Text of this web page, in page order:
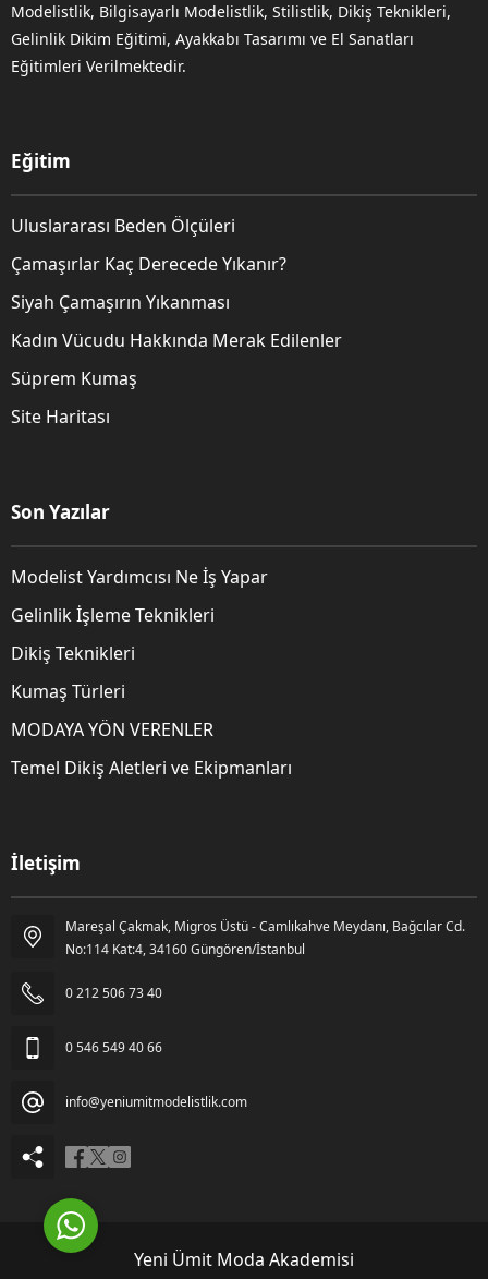
Modelistlik, Bilgisayarlı Modelistlik, Stilistlik, Dikiş Teknikleri,
Gelinlik Dikim Eğitimi, Ayakkabı Tasarımı ve El Sanatları
Eğitimleri Verilmektedir.
Eğitim
Uluslararası Beden Ölçüleri
Çamaşırlar Kaç Derecede Yıkanır?
Siyah Çamaşırın Yıkanması
Kadın Vücudu Hakkında Merak Edilenler
Süprem Kumaş
Site Haritası
Son Yazılar
Modelist Yardımcısı Ne İş Yapar
Gelinlik İşleme Teknikleri
Dikiş Teknikleri
Kumaş Türleri
MODAYA YÖN VERENLER
Temel Dikiş Aletleri ve Ekipmanları
İletişim
Mareşal Çakmak, Migros Üstü - Camlıkahve Meydanı, Bağcılar Cd.
No:114 Kat:4, 34160 Güngören/İstanbul
0 212 506 73 40
0 546 549 40 66
info@yeniumitmodelistlik.com
Yeni Ümit Moda Akademisi
Gözde Kara